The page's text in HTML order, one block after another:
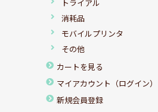
トライアル
消耗品
モバイルプリンタ
その他
カートを見る
マイアカウント（ログイン）
新規会員登録